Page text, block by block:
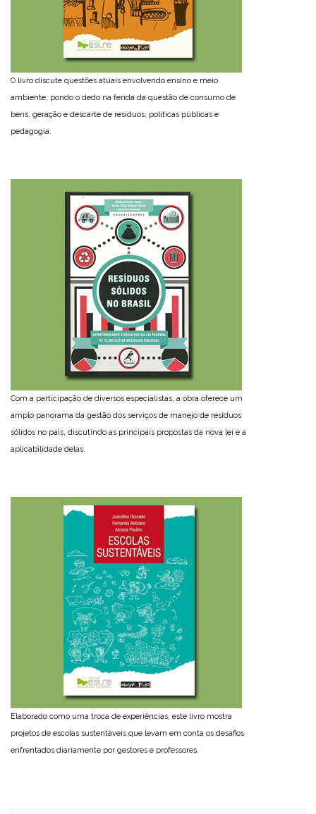
O livro discute questões atuais envolvendo ensino e meio
ambiente, pondo o dedo na ferida da questão de consumo de
bens, geração e descarte de resíduos, políticas públicas e
pedagogia.
Com a participação de diversos especialistas, a obra oferece um
amplo panorama da gestão dos serviços de manejo de resíduos
sólidos no país, discutindo as principais propostas da nova lei e a
aplicabilidade delas.
Elaborado como uma troca de experiências, este livro mostra
projetos de escolas sustentáveis que levam em conta os desafios
enfrentados diariamente por gestores e professores.